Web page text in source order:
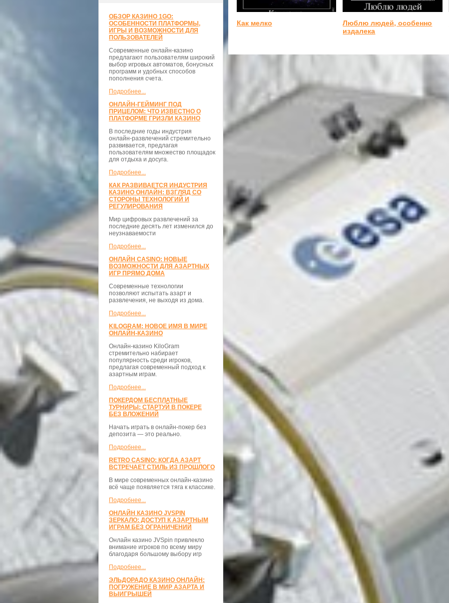
ОБЗОР КАЗИНО 1GO:
ОСОБЕННОСТИ ПЛАТФОРМЫ,
ИГРЫ И ВОЗМОЖНОСТИ ДЛЯ
ПОЛЬЗОВАТЕЛЕЙ
Современные онлайн-казино
предлагают пользователям широкий
выбор игровых автоматов, бонусных
программ и удобных способов
пополнения счета.
Подробнее...
ОНЛАЙН-ГЕЙМИНГ ПОД
ПРИЦЕЛОМ: ЧТО ИЗВЕСТНО О
ПЛАТФОРМЕ ГРИЗЛИ КАЗИНО
В последние годы индустрия
онлайн-развлечений стремительно
развивается, предлагая
пользователям множество площадок
для отдыха и досуга.
Подробнее...
КАК РАЗВИВАЕТСЯ ИНДУСТРИЯ
КАЗИНО ОНЛАЙН: ВЗГЛЯД СО
СТОРОНЫ ТЕХНОЛОГИЙ И
РЕГУЛИРОВАНИЯ
Мир цифровых развлечений за
последние десять лет изменился до
неузнаваемости
Подробнее...
ОНЛАЙН CASINO: НОВЫЕ
ВОЗМОЖНОСТИ ДЛЯ АЗАРТНЫХ
ИГР ПРЯМО ДОМА
Современные технологии
позволяют испытать азарт и
развлечения, не выходя из дома.
Подробнее...
KILOGRAM: НОВОЕ ИМЯ В МИРЕ
ОНЛАЙН-КАЗИНО
Онлайн-казино KiloGram
стремительно набирает
популярность среди игроков,
предлагая современный подход к
азартным играм.
Подробнее...
ПОКЕРДОМ БЕСПЛАТНЫЕ
ТУРНИРЫ: СТАРТУЙ В ПОКЕРЕ
БЕЗ ВЛОЖЕНИЙ
Начать играть в онлайн-покер без
депозита — это реально.
Подробнее...
RETRO CASINO: КОГДА АЗАРТ
ВСТРЕЧАЕТ СТИЛЬ ИЗ ПРОШЛОГО
В мире современных онлайн-казино
всё чаще появляется тяга к классике.
Подробнее...
ОНЛАЙН КАЗИНО JVSPIN
ЗЕРКАЛО: ДОСТУП К АЗАРТНЫМ
ИГРАМ БЕЗ ОГРАНИЧЕНИЙ
Онлайн казино JVSpin привлекло
внимание игроков по всему миру
благодаря большому выбору игр
Подробнее...
ЭЛЬДОРАДО КАЗИНО ОНЛАЙН:
ПОГРУЖЕНИЕ В МИР АЗАРТА И
ВЫИГРЫШЕЙ
Как мелко
Люблю людей, особенно
издалека